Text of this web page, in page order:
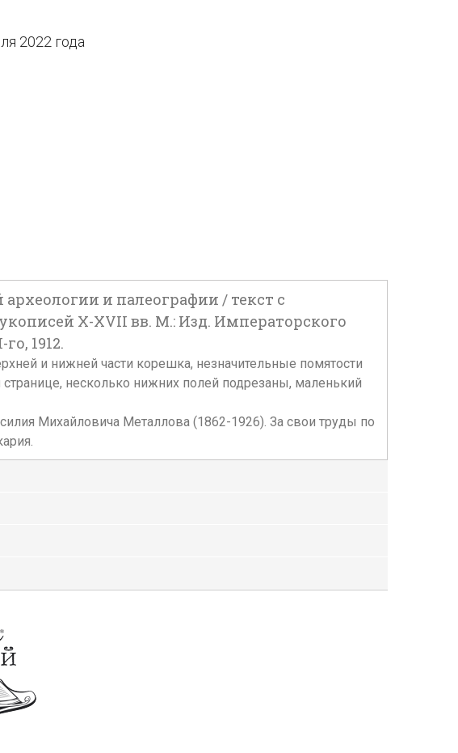
2022 года
и палеографии / текст с
X-XVII вв. М.: Изд. Императорского
1912.
и нижней части корешка, незначительные помятости
несколько нижних полей подрезаны, маленький
Михайловича Металлова (1862-1926). За свои труды по